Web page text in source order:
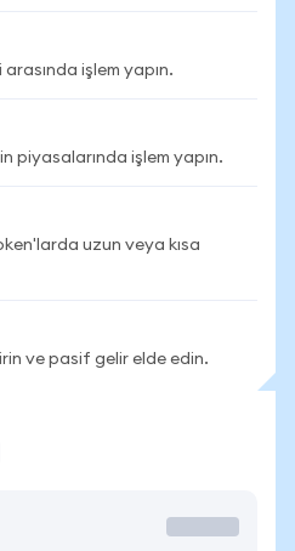
işlem yapın.
piyasalarında işlem yapın.
uzun veya kısa
ve pasif gelir elde edin.